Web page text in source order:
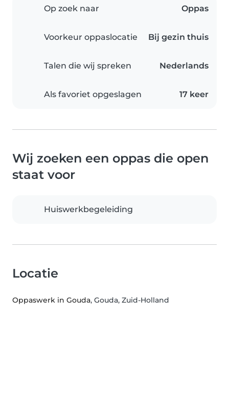
Op zoek naar Oppas
Voorkeur oppaslocatie Bij gezin thuis
Talen die wij spreken Nederlands
Als favoriet opgeslagen 17 keer
Wij zoeken een oppas die open
staat voor
Huiswerkbegeleiding
Locatie
Oppaswerk in Gouda, Gouda, Zuid-Holland